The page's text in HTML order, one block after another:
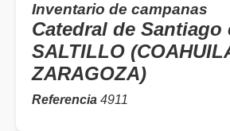
Inventario de campanas
Catedral de Santiago
SALTILLO
ZARAGOZA)
Referencia 4911